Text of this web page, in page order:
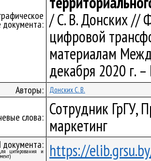
документа: / С. В. Донских //
цифровой
материалам
декабря 2020 г.
Авторы: Донских С. В.
слова: Сотрудник ГрГУ,
маркетинг
документа:
цитирования и https://